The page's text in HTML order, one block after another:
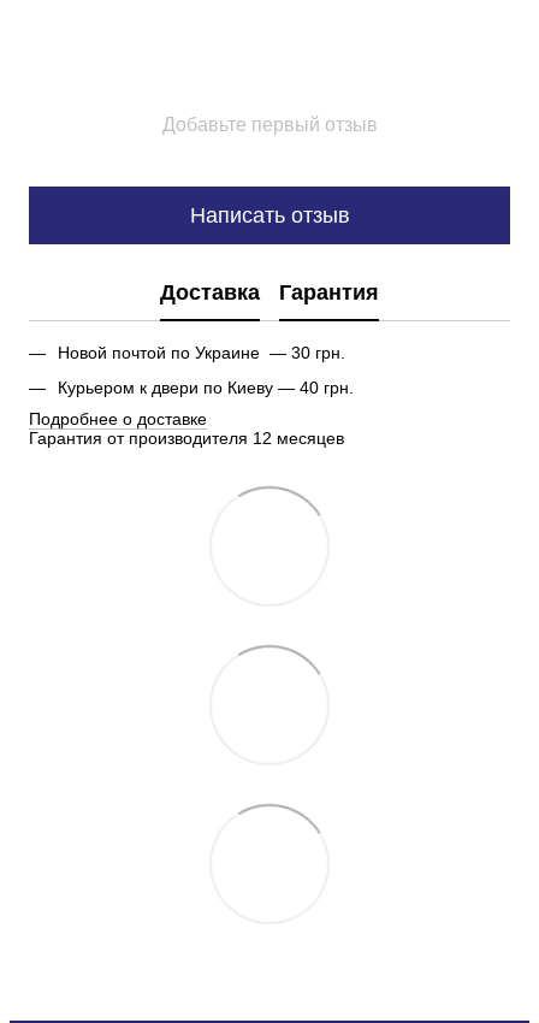
Добавьте первый отзыв
Написать отзыв
Доставка Гарантия
Новой почтой по Украине — 30 грн.
Курьером к двери по Киеву — 40 грн.
Подробнее о доставке
Гарантия от производителя 12 месяцев